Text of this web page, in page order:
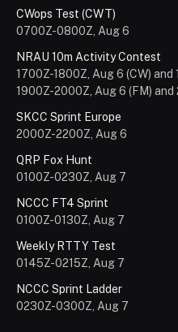
CWops Test (CWT)
0700Z-0800Z, Aug 6
NRAU 10m Activity Contest
1700Z-1800Z, Aug 6 (CW) and
1900Z-2000Z, Aug 6 (FM)
SKCC Sprint Europe
2000Z-2200Z, Aug 6
QRP Fox Hunt
0100Z-0230Z, Aug 7
NCCC FT4 Sprint
0100Z-0130Z, Aug 7
Weekly RTTY Test
0145Z-0215Z, Aug 7
NCCC Sprint Ladder
0230Z-0300Z, Aug 7